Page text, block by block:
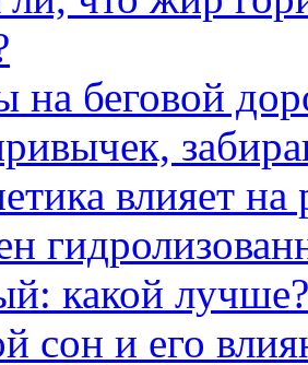
на беговой
влияет
какой лучше?
сон и его